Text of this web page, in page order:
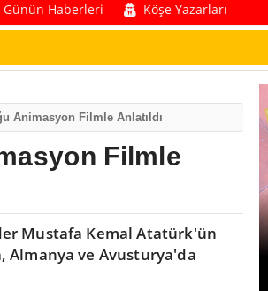
Günün Haberleri Köşe Yazarları
Animasyon Filmle Anlatıldı
Filmle
Mustafa Kemal Atatürk'ün
ve Avusturya'da